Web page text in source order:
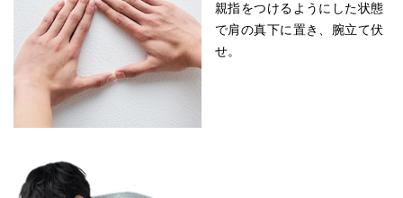
親指をつけるようにした状態
で肩の真下に置き、腕立て伏
せ。